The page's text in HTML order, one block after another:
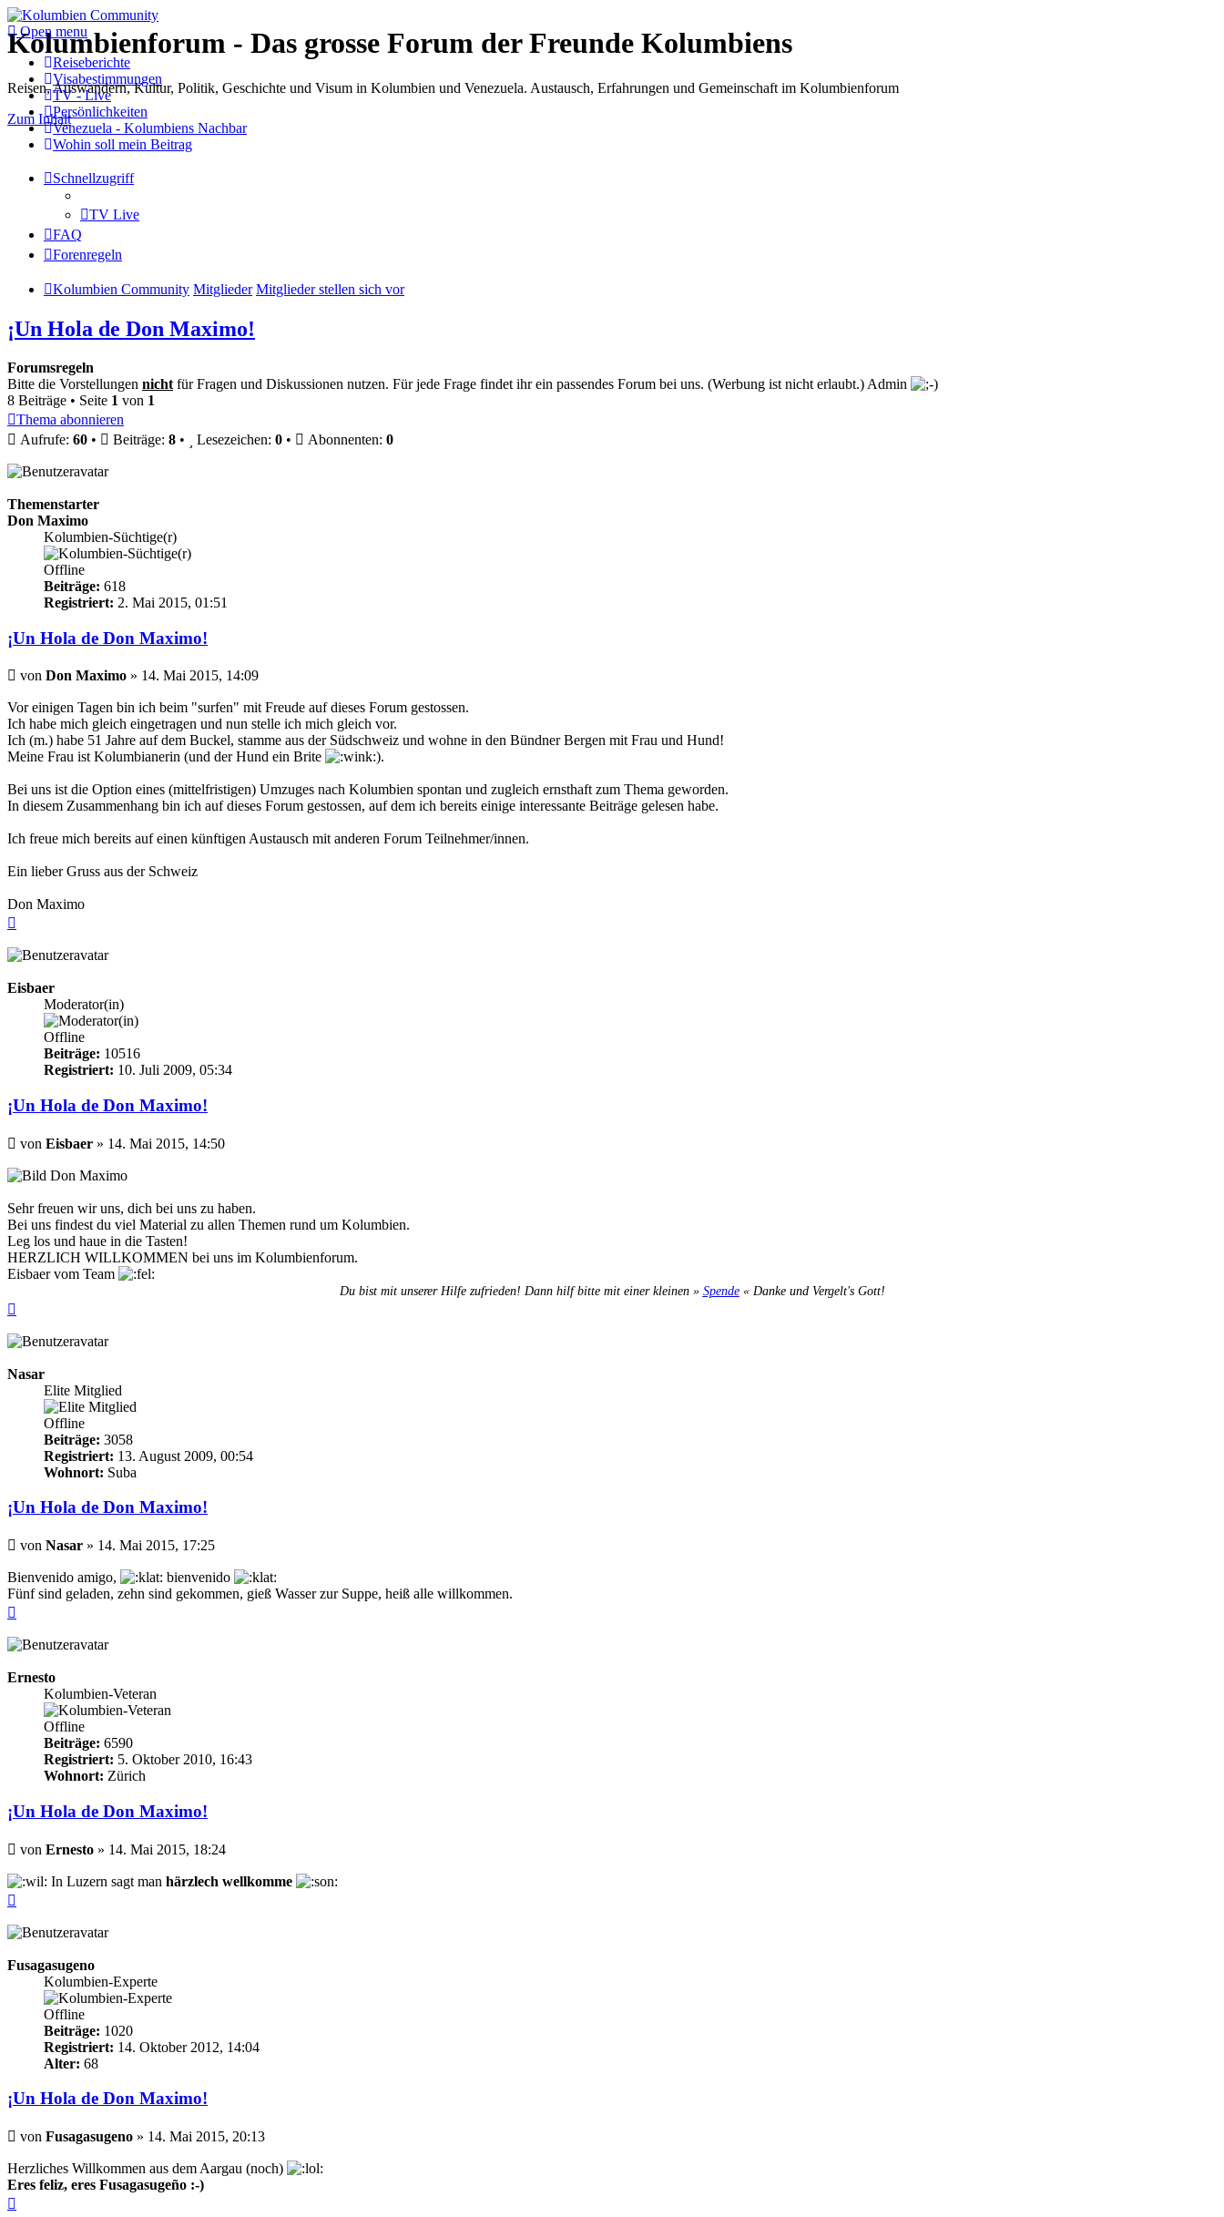
Kolumbienforum - Das grosse Forum der Freunde Kolumbiens
Reisen, Auswandern, Kultur, Politik, Geschichte und Visum in Kolumbien und Venezuela. Austausch, Erfahrungen und Gemeinschaft im Kolumbienforum
Zum Inhalt
Open menu
Reiseberichte
Visabestimmungen
TV - Live
Persönlichkeiten
Venezuela - Kolumbiens Nachbar
Wohin soll mein Beitrag
Schnellzugriff
TV Live
FAQ
Forenregeln
Kolumbien Community Mitglieder Mitglieder stellen sich vor
¡Un Hola de Don Maximo!
Forumsregeln
Bitte die Vorstellungen nicht für Fragen und Diskussionen nutzen. Für jede Frage findet ihr ein passendes Forum bei uns. (Werbung ist nicht erlaubt.) Admin
8 Beiträge • Seite 1 von 1
Thema abonnieren
Aufrufe: 60 • Beiträge: 8 • Lesezeichen: 0 • Abonnenten: 0
Themenstarter
Don Maximo
Kolumbien-Süchtige(r)
Offline
Beiträge: 618
Registriert: 2. Mai 2015, 01:51
¡Un Hola de Don Maximo!
Beitrag
von Don Maximo » 14. Mai 2015, 14:09
Vor einigen Tagen bin ich beim "surfen" mit Freude auf dieses Forum gestossen.
Ich habe mich gleich eingetragen und nun stelle ich mich gleich vor.
Ich (m.) habe 51 Jahre auf dem Buckel, stamme aus der Südschweiz und wohne in den Bündner Bergen mit Frau und Hund!
Meine Frau ist Kolumbianerin (und der Hund ein Brite
).
Bei uns ist die Option eines (mittelfristigen) Umzuges nach Kolumbien spontan und zugleich ernsthaft zum Thema geworden.
In diesem Zusammenhang bin ich auf dieses Forum gestossen, auf dem ich bereits einige interessante Beiträge gelesen habe.
Ich freue mich bereits auf einen künftigen Austausch mit anderen Forum Teilnehmer/innen.
Ein lieber Gruss aus der Schweiz
Don Maximo
Eisbaer
Moderator(in)
Offline
Beiträge: 10516
Registriert: 10. Juli 2009, 05:34
¡Un Hola de Don Maximo!
Beitrag
von Eisbaer » 14. Mai 2015, 14:50
Don Maximo
Sehr freuen wir uns, dich bei uns zu haben.
Bei uns findest du viel Material zu allen Themen rund um Kolumbien.
Leg los und haue in die Tasten!
HERZLICH WILLKOMMEN bei uns im Kolumbienforum.
Eisbaer vom Team
Du bist mit unserer Hilfe zufrieden! Dann hilf bitte mit einer kleinen » Spende« Danke und Vergelt's Gott!
Nasar
Elite Mitglied
Offline
Beiträge: 3058
Registriert: 13. August 2009, 00:54
Wohnort: Suba
¡Un Hola de Don Maximo!
Beitrag
von Nasar » 14. Mai 2015, 17:25
Bienvenido amigo,
bienvenido
Fünf sind geladen, zehn sind gekommen, gieß Wasser zur Suppe, heiß alle willkommen.
Ernesto
Kolumbien-Veteran
Offline
Beiträge: 6590
Registriert: 5. Oktober 2010, 16:43
Wohnort: Zürich
¡Un Hola de Don Maximo!
Beitrag
von Ernesto » 14. Mai 2015, 18:24
In Luzern sagt man härzlech wellkomme
Fusagasugeno
Kolumbien-Experte
Offline
Beiträge: 1020
Registriert: 14. Oktober 2012, 14:04
Alter: 68
¡Un Hola de Don Maximo!
Beitrag
von Fusagasugeno » 14. Mai 2015, 20:13
Herzliches Willkommen aus dem Aargau (noch)
Eres feliz, eres Fusagasugeño :-)